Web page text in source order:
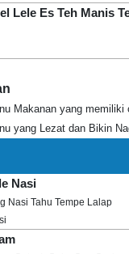
Lele Es Teh Manis
Makanan yang memiliki
yang Lezat dan Bikin
Nasi
Nasi Tahu Tempe Lalap